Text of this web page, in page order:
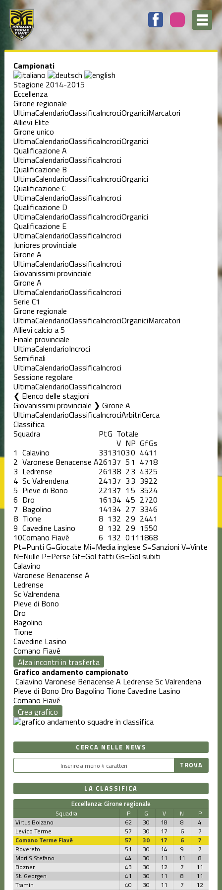
Campionati
Stagione 2014-2015
Eccellenza
Girone regionale
UltimaCalendarioClassificaIncrociOrganiciMarcatori
Allievi Elite
Girone unico
UltimaCalendarioClassificaIncrociOrganici
Qualificazione A
UltimaCalendarioClassificaIncroci
Qualificazione B
UltimaCalendarioClassificaIncrociOrganici
Qualificazione C
UltimaCalendarioClassificaIncroci
Qualificazione D
UltimaCalendarioClassificaIncrociOrganici
Qualificazione E
UltimaCalendarioClassificaIncroci
Juniores provinciale
Girone A
UltimaCalendarioClassificaIncroci
Giovanissimi provinciale
Girone A
UltimaCalendarioClassificaIncroci
Serie C1
Girone regionale
UltimaCalendarioClassificaIncrociOrganiciMarcatori
Allievi calcio a 5
Finale provinciale
UltimaCalendarioIncroci
Semifinali
UltimaCalendarioClassificaIncroci
Sessione regolare
UltimaCalendarioClassificaIncroci
Elenco delle stagioni
Giovanissimi provinciale ❯ Girone A
UltimaCalendarioClassificaIncrociArbitriCerca
Classifica
Squadra PtG Totale
V NP GfGs
1 Calavino 33131030 4411
2 Varonese Benacense A26137 51 4718
3 Ledrense 26138 23 4325
4 Sc Valrendena 24137 33 3922
5 Pieve di Bono 22137 1 5 3524
6 Dro 16134 45 2720
7 Bagolino 14134 27 3346
8 Tione 8 132 29 2441
9 Cavedine Lasino 8 132 29 1550
10Comano Fiavé 6 132 0111868
Pt=Punti G=Giocate Mi=Media inglese S=Sanzioni V=Vinte
N=Nulle P=Perse Gf=Gol fatti Gs=Gol subiti
Calavino
Varonese Benacense A
Ledrense
Sc Valrendena
Pieve di Bono
Dro
Bagolino
Tione
Cavedine Lasino
Comano Fiavé
Alza incontri in trasferta
Grafico andamento campionato
Calavino Varonese Benacense A Ledrense Sc Valrendena
Pieve di Bono Dro Bagolino Tione Cavedine Lasino
Comano Fiavé
Crea grafico
CERCA NELLE NEWS
LA CLASSIFICA
Eccellenza: Girone regionale
Squadra P G V N
P
Virtus Bolzano
62 30 18 8
4
Levico Terme
57 30 17 6
7
Comano Terme Fiavé
57 30 17 6
7
Rovereto
51 30 14 9
7
Mori S.Stefano
44 30 11 11
8
Bozner
43 30 12 7
11
St. Georgen
41 30 11 8
11
Tramin
40 30 11 7
12